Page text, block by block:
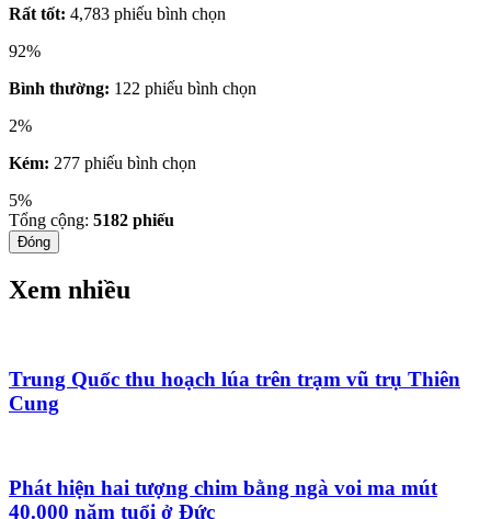
Rất tốt: 4,783 phiếu bình chọn
92%
Bình thường: 122 phiếu bình chọn
2%
Kém: 277 phiếu bình chọn
5%
Tổng cộng: 5182 phiếu
Đóng
Xem nhiều
Trung Quốc thu hoạch lúa trên trạm vũ trụ Thiên
Cung
Phát hiện hai tượng chim bằng ngà voi ma mút
40.000 năm tuổi ở Đức